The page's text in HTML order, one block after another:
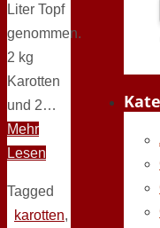
Liter Topf
genommen.
2 kg
Karotten
und 2…
Mehr
Lesen
Tagged
karotten,